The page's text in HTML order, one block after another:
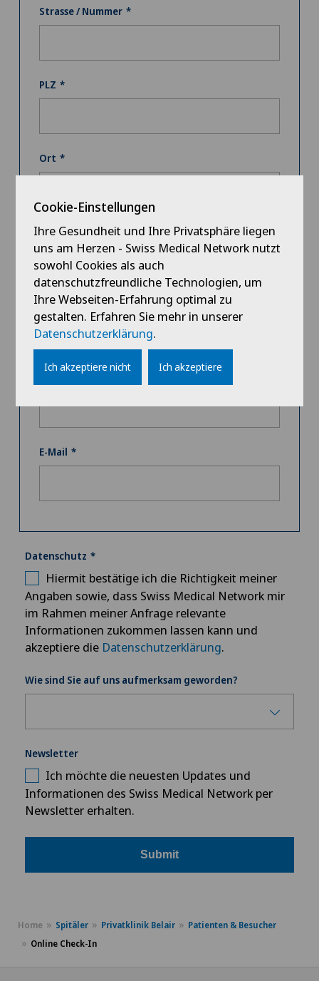
Strasse / Nummer
PLZ
Ort
Land
Mobile
E-Mail
Datenschutz
Hiermit bestätige ich die Richtigkeit meiner
Angaben sowie, dass Swiss Medical Network mir
im Rahmen meiner Anfrage relevante
Informationen zukommen lassen kann und
akzeptiere die Datenschutzerklärung.
Wie sind Sie auf uns aufmerksam geworden?
Newsletter
Ich möchte die neuesten Updates und
Informationen des Swiss Medical Network per
Newsletter erhalten.
Submit
Home Spitäler Privatklinik Belair
Patienten & Besucher
Online Check-In
Cookie-Einstellungen
Ihre Gesundheit und Ihre Privatsphäre liegen
uns am Herzen - Swiss Medical Network nutzt
sowohl Cookies als auch
datenschutzfreundliche Technologien, um
Ihre Webseiten-Erfahrung optimal zu
gestalten. Erfahren Sie mehr in unserer
Datenschutzerklärung.
Ich akzeptiere nicht Ich akzeptiere